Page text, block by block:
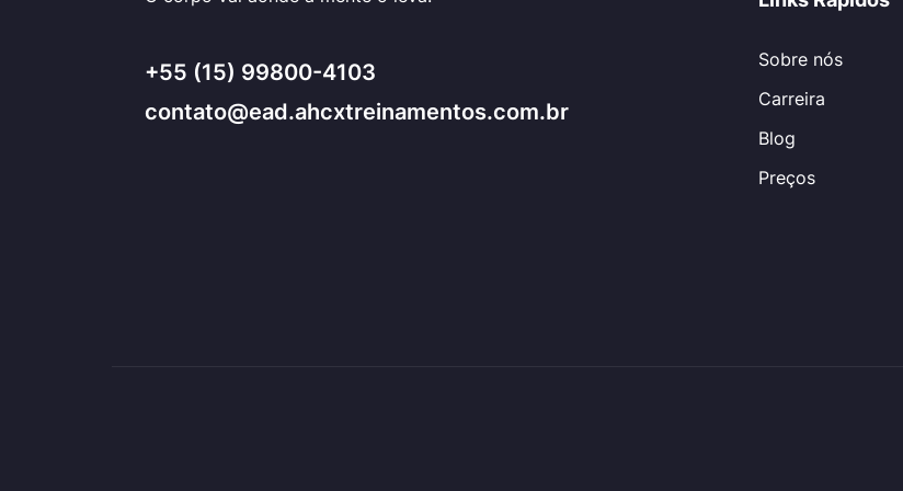
+55 (15) 99800-4103
contato@ead.ahcxtreinamentos.com.br
Sobre nós
Carreira
Blog
Preços